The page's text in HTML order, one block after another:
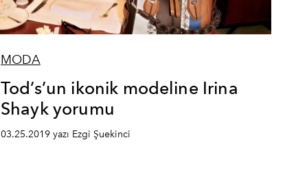
MODA
Tod’s’un ikonik modeline Irina
Shayk yorumu
03.25.2019 yazı Ezgi Şuekinci